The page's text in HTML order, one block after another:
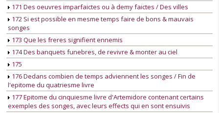
171 Des oeuvres imparfaictes ou à demy faictes / Des villes
172 Si est possible en mesme temps faire de bons & mauvais
songes
173 Que les freres signifient ennemis
174 Des banquets funebres, de revivre & monter au ciel
175
176 Dedans combien de temps adviennent les songes / Fin de
l'epitome du quatriesme livre
177 Epitome du cinquiesme livre d'Artemidore contenant certains
exemples des songes, avec leurs effects qui en sont ensuivis